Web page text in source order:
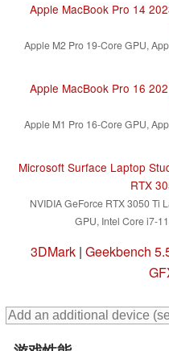
Apple MacBook Pro 14
Apple M2 Pro 19-Core GPU,
Apple MacBook Pro 16
Apple M1 Pro 16-Core GPU,
Microsoft Surface Laptop
RTX
NVIDIA GeForce RTX 3050 Ti
GPU, Intel Core i7-
3DMark | Geekbench